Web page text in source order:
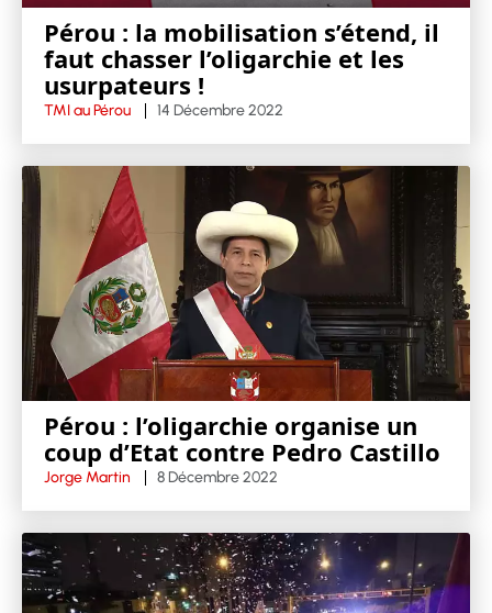
Pérou : la mobilisation s’étend, il
faut chasser l’oligarchie et les
usurpateurs !
TMI au Pérou 14 Décembre 2022
Pérou : l’oligarchie organise un
coup d’Etat contre Pedro Castillo
Jorge Martin 8 Décembre 2022